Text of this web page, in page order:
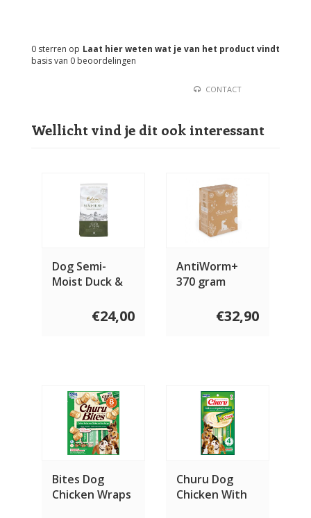
Laat hier weten wat je van het product vindt
0 sterren op
basis van 0 beoordelingen
CONTACT
Wellicht vind je dit ook interessant
Dog Semi-
Moist Duck &
€24,00
AntiWorm+
370 gram
€32,90
Bites Dog
Chicken Wraps
Churu Dog
Chicken With